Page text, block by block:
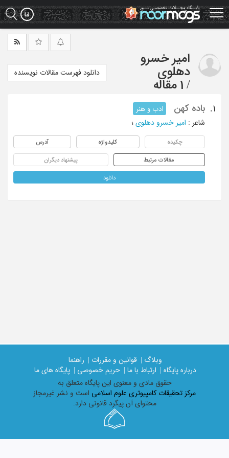
Skip
to
main
امیر خسرو
دهلوی
/ 1 مقاله
دانلود فهرست مقالات نویسنده
1. باده کهن
ادب و هنر
شاعر : امیر خسرو دهلوی ؛
چکیده کلیدواژه آدرس
مقالات مرتبط پیشنهاد دیگران
دانلود
وبلاگ | قوانین و مقررات |
راهنما
درباره پایگاه |
ارتباط با ما | حریم خصوصی |
پایگاه های ما
حقوق مادی و معنوی اين پايگاه متعلق به
مرکز تحقیقات کامپیوتری علوم اسلامی است و نشر غیرمجاز
محتوای آن پیگرد قانونی دارد.